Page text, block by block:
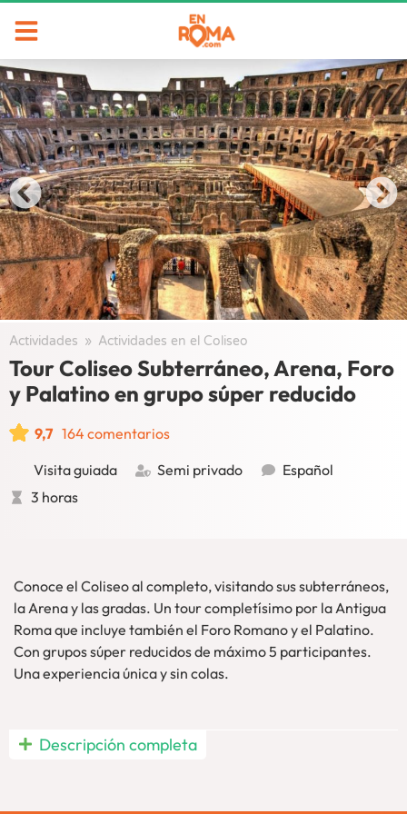
Actividades / Actividades en el Coliseo
Tour Coliseo Subterráneo, Arena, Foro
y Palatino en grupo súper reducido
9,7 164 comentarios
Visita guiada
Semi privado
Español
3 horas
Conoce el Coliseo al completo, visitando sus subterráneos,
la Arena y las gradas. Un tour completísimo por la Antigua
Roma que incluye también el Foro Romano y el Palatino.
Con grupos súper reducidos de máximo 5 participantes.
Una experiencia única y sin colas.
La visita más completa posible al Coliseo: tour Coliseo
Descripción completa